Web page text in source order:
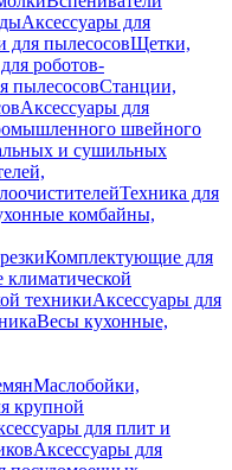
Аксессуары для
для пылесосовЩетки,
роботов-
пылесосовСтанции,
Аксессуары для
швейного
и сушильных
Техника для
комбайны,
Комплектующие для
климатической
техникиАксессуары для
Весы кухонные,
Маслобойки,
крупной
для плит и
Аксессуары для